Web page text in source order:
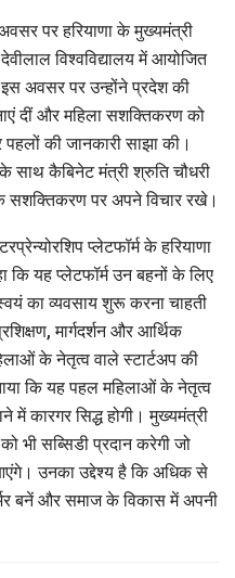
पर हरियाणा के मुख्यमंत्री
विश्वविद्यालय में आयोजित
अवसर पर उन्होंने प्रदेश की
दीं और महिला सशक्तिकरण को
की जानकारी साझा की।
साथ कैबिनेट मंत्री श्रुति चौधरी
सशक्तिकरण पर अपने विचार रखे।
प्लेटफॉर्म के हरियाणा
कि यह प्लेटफॉर्म उन बहनों के लिए
का व्यवसाय शुरू करना चाहती
मार्गदर्शन और आर्थिक
के नेतृत्व वाले स्टार्टअप की
कि यह पहल महिलाओं के नेतृत्व
में कारगर सिद्ध होगी। मुख्यमंत्री
भी सब्सिडी प्रदान करेगी जो
उनका उद्देश्य है कि अधिक से
बनें और समाज के विकास में अपनी